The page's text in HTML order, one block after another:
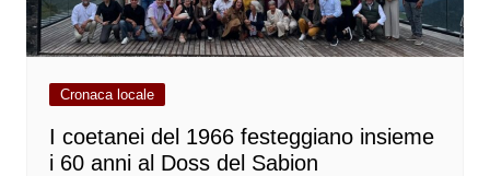
Cronaca locale
I coetanei del 1966 festeggiano insieme
i 60 anni al Doss del Sabion